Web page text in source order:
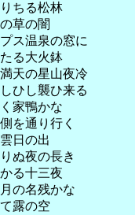
ちる松林
草の闇
ス温泉の窓に
る大火鉢
天の星山夜冷
ひし襲ひ来る
家鴨かな
を通り行く
日の出
ぬ夜の長き
る十三夜
の名残かな
露の空